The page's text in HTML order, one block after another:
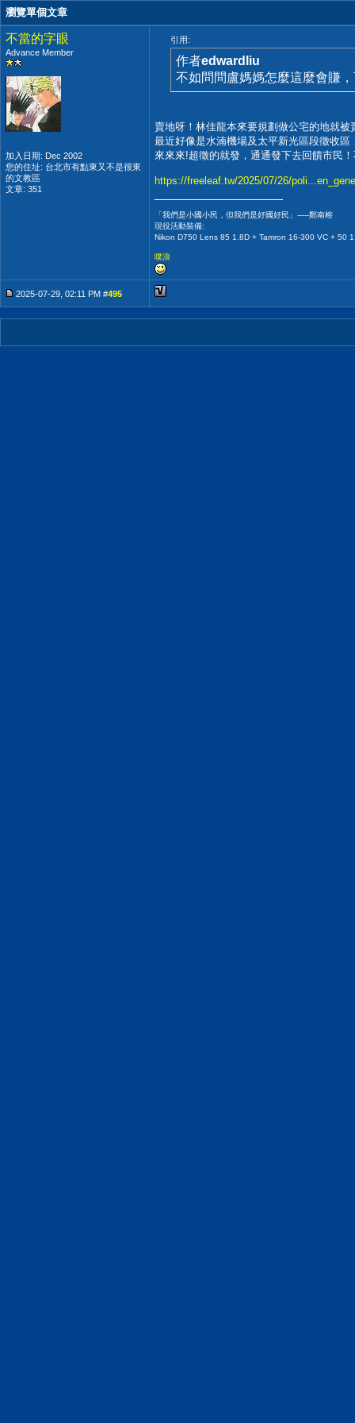
瀏覽單個文章
不當的字眼
Advance Member
加入日期: Dec 2002
您的住址: 台北市有點東又不是很東
的文教區
文章: 351
引用:
作者edwardliu
不如問問盧媽媽怎麼這麼會賺
賣地呀！林佳龍本來要規劃做公宅的地就被
最近好像是水湳機場及太平新光區段徵收區
來來來!超徵的就發，通通發下去回饋市民
https://freeleaf.tw/2025/07/26/
「我們是小國小民，但我們是好國好民」-----鄭南榕
現役活動裝備:
Nikon D750 Lens 85 1.8D + Tamron 16-300 VC + 50
噗浪
2025-07-29, 02:11 PM #495